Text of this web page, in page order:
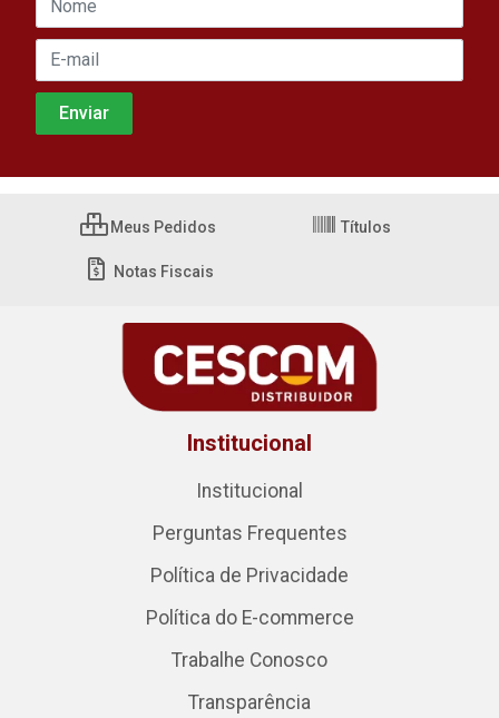
Meus Pedidos Títulos
Notas Fiscais
Institucional
Institucional
Perguntas Frequentes
Política de Privacidade
Política do E-commerce
Trabalhe Conosco
Transparência